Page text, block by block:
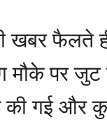
खबर
मौके पर जुट
की गई और